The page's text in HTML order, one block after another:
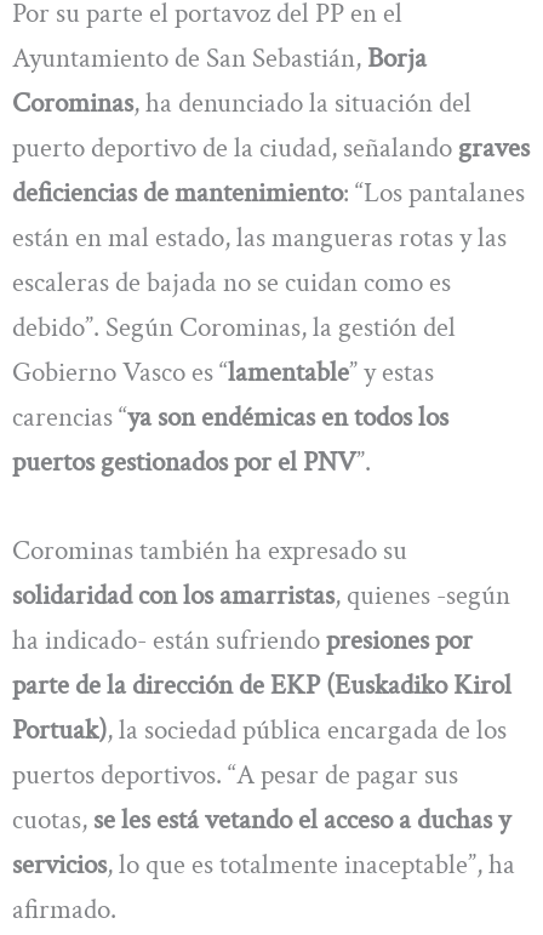
Por su parte el portavoz del PP en el
Ayuntamiento de San Sebastián, Borja
Corominas, ha denunciado la situación del
puerto deportivo de la ciudad, señalando graves
deficiencias de mantenimiento: “Los pantalanes
están en mal estado, las mangueras rotas y las
escaleras de bajada no se cuidan como es
debido”. Según Corominas, la gestión del
Gobierno Vasco es “lamentable” y estas
carencias “ya son endémicas en todos los
puertos gestionados por el PNV”.
Corominas también ha expresado su
solidaridad con los amarristas, quienes -según
ha indicado- están sufriendopresiones por
parte de la dirección de EKP (Euskadiko Kirol
Portuak), la sociedad pública encargada de los
puertos deportivos. “A pesar de pagar sus
cuotas, se les está vetando el acceso a duchas y
servicios, lo que es totalmente inaceptable”, ha
afirmado.